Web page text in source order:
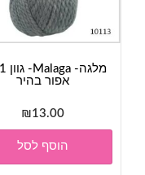
אפור בהיר
₪13.00
הוסף לסל